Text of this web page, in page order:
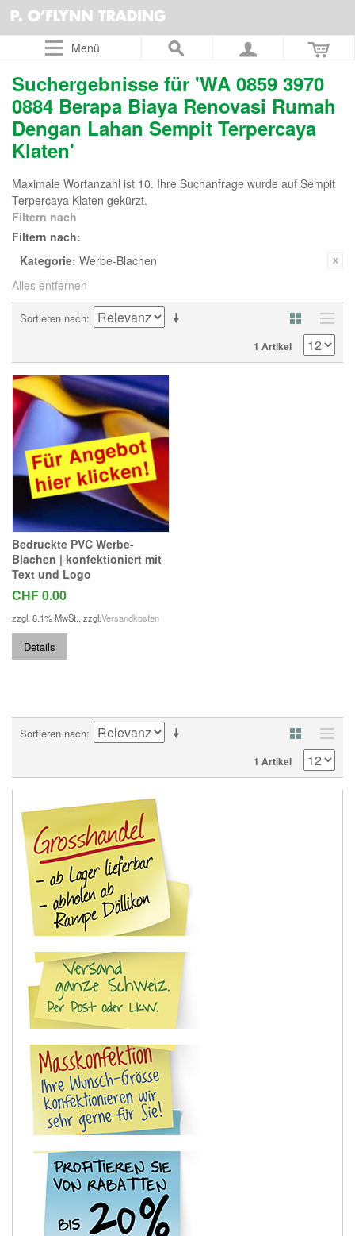
Menü
Suchergebnisse für 'WA 0859 3970
0884 Berapa Biaya Renovasi Rumah
Dengan Lahan Sempit Terpercaya
Klaten'
Maximale Wortanzahl ist 10. Ihre Suchanfrage wurde auf Sempit
Terpercaya Klaten gekürzt.
Filtern nach
Filtern nach:
Kategorie: Werbe-Blachen
Alles entfernen
Sortieren nach
1 Artikel
Bedruckte PVC Werbe-
Blachen | konfektioniert mit
Text und Logo
CHF 0.00
zzgl. 8.1% MwSt., zzgl.Versandkosten
Details
Sortieren nach
1 Artikel